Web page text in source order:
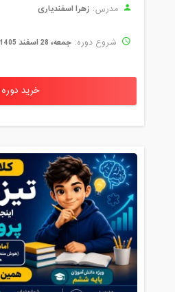
مدرس: زهرا اسفندیاری
شروع دوره: جمعه، 28 اسفند 1405
خرید دوره